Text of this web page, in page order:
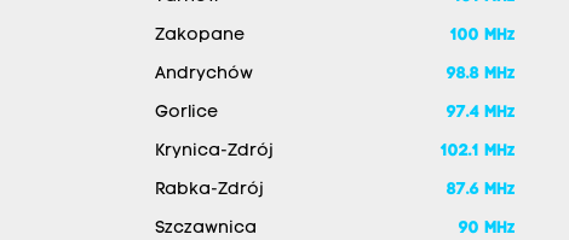
Zakopane 100 MHz
Andrychów 98.8 MHz
Gorlice 97.4 MHz
Krynica-Zdrój 102.1 MHz
Rabka-Zdrój 87.6 MHz
Szczawnica 90 MHz